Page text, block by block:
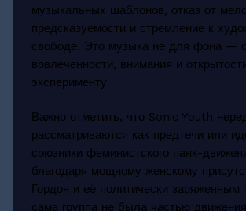
музыкальных шаблонов, отказ от
предсказуемости и стремление к
свободе. Это музыка не для фона —
вовлеченности, внимания и
эксперименту.
Важно отметить, что Sonic Youth
рассматриваются как предтечи или
союзники феминистского панк-
благодаря мощному женскому
Гордон и её политически заряженным
сама группа не была частью